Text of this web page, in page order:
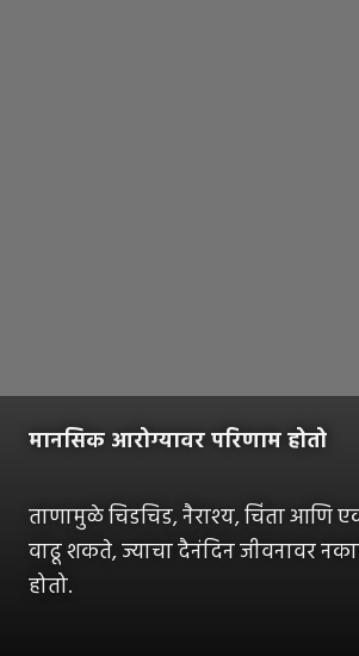
मानसिक आरोग्यावर परिणाम होतो
ताणामुळे चिडचिड, नैराश्य, चिंता आणि
वाढू शकते, ज्याचा दैनंदिन जीवनावर
होतो.